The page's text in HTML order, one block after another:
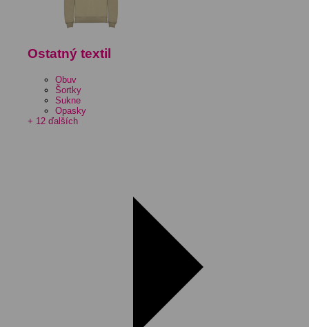
Ostatný textil
Obuv
Šortky
Sukne
Opasky
+ 12 ďalších